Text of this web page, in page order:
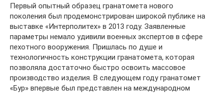
Первый опытный образец гранатомета нового
поколения был продемонстрирован широкой публике на
выставке «Интерполитех» в 2013 году. Заявленные
параметры немало удивили военных экспертов в сфере
пехотного вооружения. Пришлась по душе и
технологичность конструкции гранатомета, которая
позволяла достаточно быстро освоить массовое
производство изделия. В следующем году гранатомет
«Бур» впервые был представлен на международном